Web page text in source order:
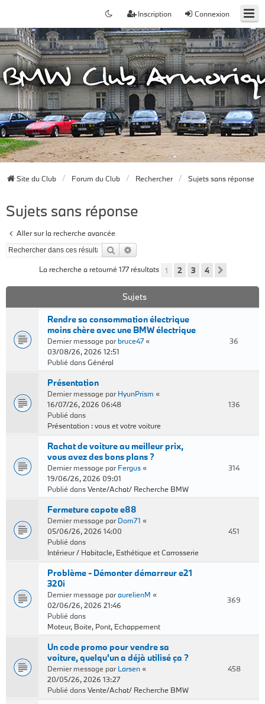
Connexion
Inscription
Site du Club Forum du Club Rechercher Sujets sans réponse
Sujets sans réponse
Aller sur la recherche avancée
Rechercher
La recherche a retourné 177 résultats 1 2 3 4
Sujets
Rendre sa consommation électrique
moins chère avec une BMW électrique
Dernier message parbruce47«
03/08/26, 2026 12:51
Publié dansGénéral
36
Présentation
Dernier message parHyunPrism «
16/07/26, 2026 06:48
Publié dans
Présentation : vous et votre voiture
136
Rachat de voiture au meilleur prix,
vous avez des bons plans ?
Dernier message parFergus«
19/06/26, 2026 09:01
Publié dansVente/Achat/ Recherche BMW
314
Fermeture capote e88
Dernier message parDom71 «
05/06/26, 2026 14:00
Publié dans
Intérieur / Habitacle, Esthétique et Carrosserie
451
Problème - Démonter démarreur e21
320i
Dernier message paraurelienM «
02/06/26, 2026 21:46
Publié dans
Moteur, Boite, Pont, Echappement
369
Un code promo pour vendre sa
voiture, quelqu'un a déjà utilisé ça ?
Dernier message parLarsen«
20/05/26, 2026 13:27
Publié dansVente/Achat/ Recherche BMW
458